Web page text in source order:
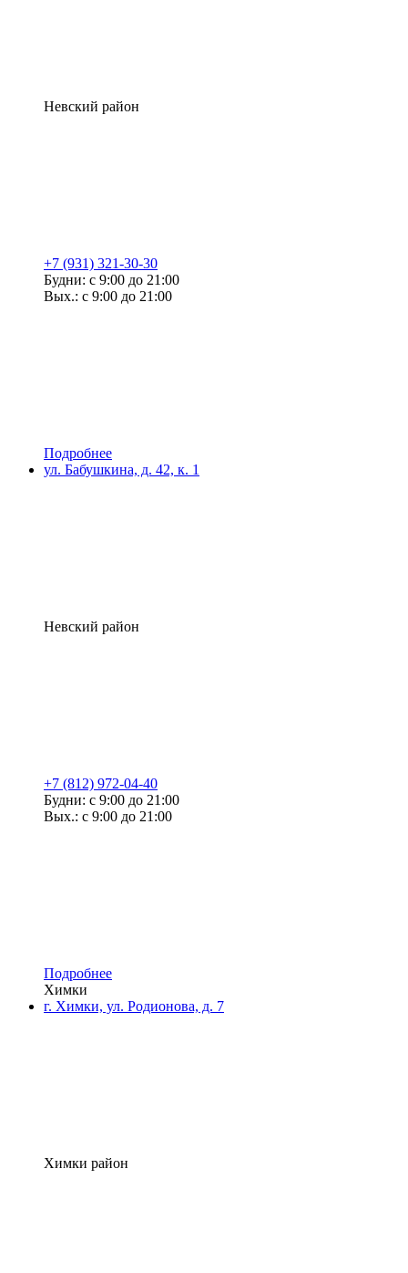
Невский район
+7 (931) 321-30-30
Будни: с 9:00 до 21:00
Вых.: с 9:00 до 21:00
Подробнее
ул. Бабушкина, д. 42, к. 1
Невский район
+7 (812) 972-04-40
Будни: с 9:00 до 21:00
Вых.: с 9:00 до 21:00
Подробнее
Химки
г. Химки, ул. Родионова, д. 7
Химки район